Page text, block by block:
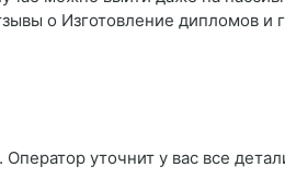
о Изготовление дипломов и
уточнит у вас все